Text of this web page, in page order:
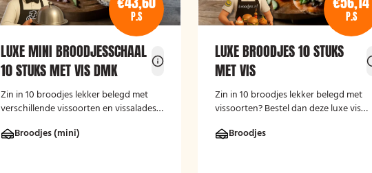
P.S
LUXE MINI BROODJESSCHAAL
10 STUKS MET VIS DMK
Zin in 10 broodjes lekker belegd met
verschillende vissoorten en vissalades?
stuks!Broodjes (mini)
P.S
LUXE BROODJES 10 STUKS
MET VIS
Zin in 10 broodjes lekker belegd met
vissoorten? Bestel dan deze luxe vis
Broodjes